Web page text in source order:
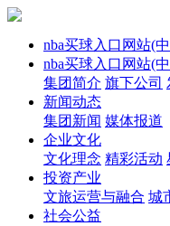
nba买球入口网站(
nba买球入口网站(
集团简介 旗下公司
新闻动态
集团新闻 媒体报道
企业文化
文化理念 精彩活动
投资产业
文旅运营与融合 城
社会公益